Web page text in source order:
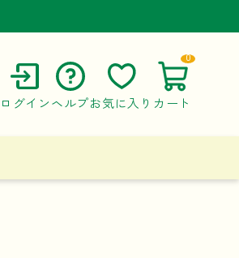
ログイン ヘルプ
ご利用ガイド
お問い合わせ
お気に入り カート
0